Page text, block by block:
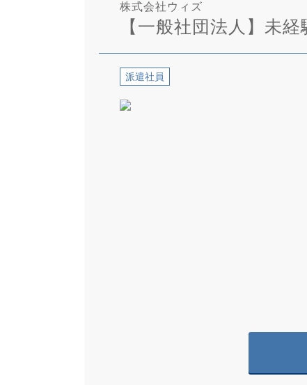
株式会社ウィズ
【一般社団法人】未
派遣社員